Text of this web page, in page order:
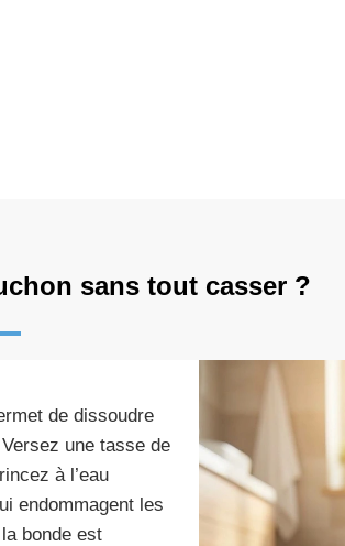
sans tout casser ?
de dissoudre
une tasse de
à l’eau
endommagent les
bonde est